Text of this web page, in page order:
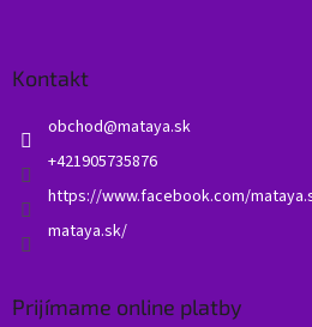
Kontakt
obchod@mataya.sk
+421905735876
https://www.facebook.com/
mataya.sk/
Prijímame online platby